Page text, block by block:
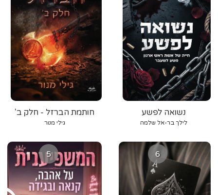
חותמת הברזל - חלק ב'
גילי מנור
נשואה לפשע
לילך בר-אל שלמה
5 6